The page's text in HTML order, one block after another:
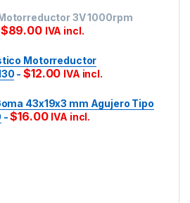
3V 1000rpm
$89.00 IVA incl.
Motorreductor
-$12.00 IVA incl.
43x19x3 mm Agujero Tipo
-$16.00 IVA incl.